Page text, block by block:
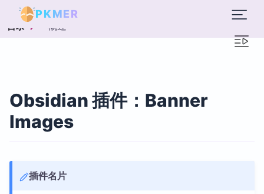
PKMER
目录 概述
Obsidian 插件：Banner
Images
插件名片